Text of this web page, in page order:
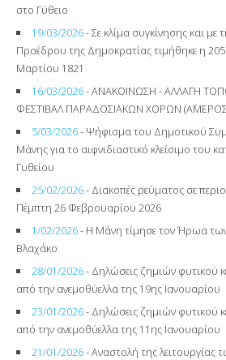
στο Γύθειο
19/03/2026- Σε κλίμα συγκίνησης και με
Προέδρου της Δημοκρατίας τιμήθηκε η
Μαρτίου 1821
16/03/2026- ΑΝΑΚΟΙΝΩΣΗ - ΑΛΛΑΓΗ
ΦΕΣΤΙΒΑΛ ΠΑΡΑΔΟΣΙΑΚΩΝ ΧΟΡΩΝ
5/03/2026- Ψήφισμα του Δημοτικού
Μάνης για το αιφνιδιαστικό κλείσιμο του
Γυθείου
25/02/2026- Διακοπές ρεύματος σε
Πέμπτη 26 Φεβρουαρίου 2026
1/02/2026- Η Μάνη τίμησε τον Ήρωα
Βλαχάκο
28/01/2026- Δηλώσεις ζημιών φυτικού
από την ανεμοθύελλα της 19ης Ιανουαρίου
23/01/2026- Δηλώσεις ζημιών φυτικού
από την ανεμοθύελλα της 11ης Ιανουαρίου
21/01/2026- Αναστολή της λειτουργίας